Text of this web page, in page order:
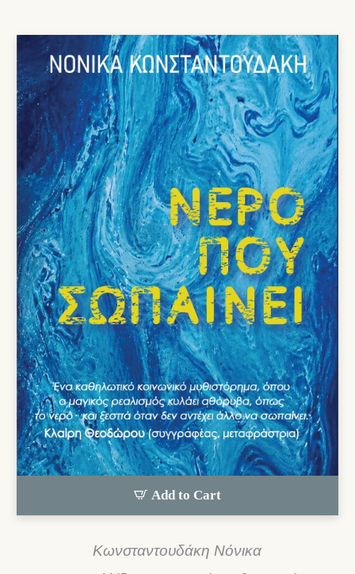
15,00 €.είναι:
13,50 €.
Add to Cart
Κωνσταντουδάκη Νόνικα